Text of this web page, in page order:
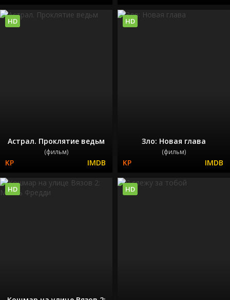
Астрал. Проклятие ведьм
(фильм)
HD
Зло: Новая глава
(фильм)
HD
HD HD